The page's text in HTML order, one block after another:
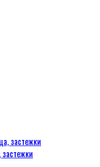
застежки